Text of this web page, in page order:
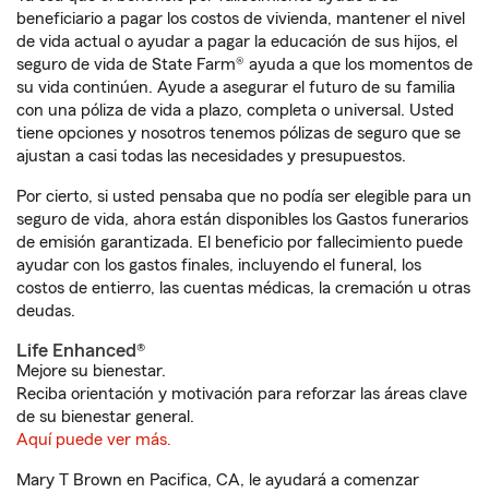
beneficiario a pagar los costos de vivienda, mantener el nivel
de vida actual o ayudar a pagar la educación de sus hijos, el
seguro de vida de State Farm® ayuda a que los momentos de
su vida continúen. Ayude a asegurar el futuro de su familia
con una póliza de vida a plazo, completa o universal. Usted
tiene opciones y nosotros tenemos pólizas de seguro que se
ajustan a casi todas las necesidades y presupuestos.
Por cierto, si usted pensaba que no podía ser elegible para un
seguro de vida, ahora están disponibles los Gastos funerarios
de emisión garantizada. El beneficio por fallecimiento puede
ayudar con los gastos finales, incluyendo el funeral, los
costos de entierro, las cuentas médicas, la cremación u otras
deudas.
Life Enhanced®
Mejore su bienestar.
Reciba orientación y motivación para reforzar las áreas clave
de su bienestar general.
Aquí puede ver más.
Mary T Brown en Pacifica, CA, le ayudará a comenzar